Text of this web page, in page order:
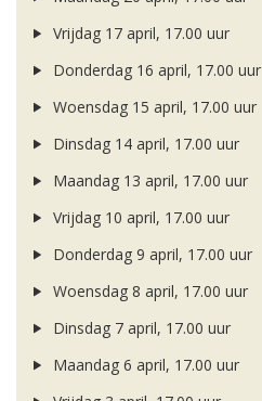
Vrijdag 17 april, 17.00 uur
Donderdag 16 april, 17.00 uur
Woensdag 15 april, 17.00 uur
Dinsdag 14 april, 17.00 uur
Maandag 13 april, 17.00 uur
Vrijdag 10 april, 17.00 uur
Donderdag 9 april, 17.00 uur
Woensdag 8 april, 17.00 uur
Dinsdag 7 april, 17.00 uur
Maandag 6 april, 17.00 uur